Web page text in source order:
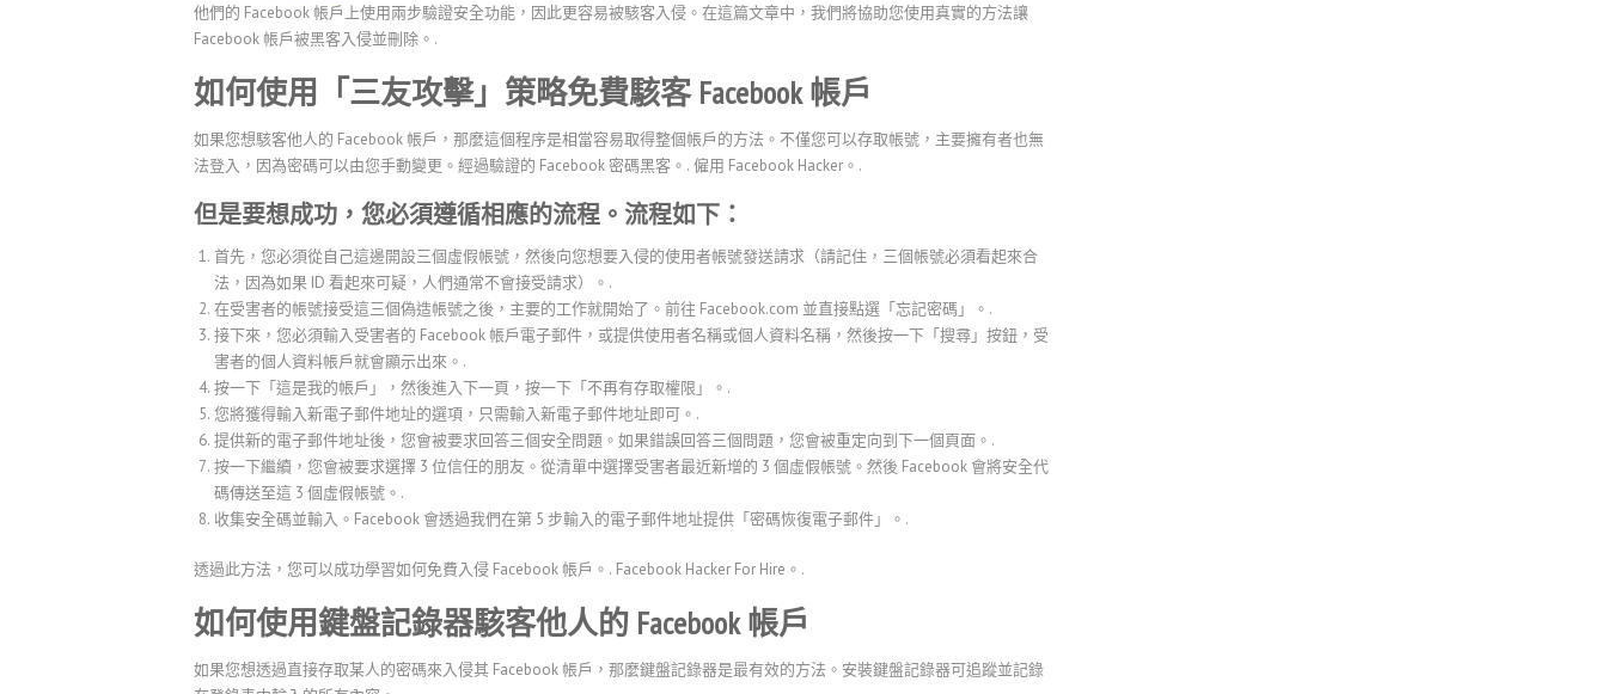
他們的 Facebook 帳戶上使用兩步驗證安全功能，因此更容易被駭客入侵。在這篇文章中，我們將協助您使用真實的方法讓
Facebook 帳戶被黑客入侵並刪除。.
如何使用「三友攻擊」策略免費駭客 Facebook 帳戶
如果您想駭客他人的 Facebook 帳戶，那麼這個程序是相當容易取得整個帳戶的方法。不僅您可以存取帳號，主要擁有者也無
法登入，因為密碼可以由您手動變更。經過驗證的 Facebook 密碼黑客。. 僱用 Facebook Hacker。.
但是要想成功，您必須遵循相應的流程。流程如下：
首先，您必須從自己這邊開設三個虛假帳號，然後向您想要入侵的使用者帳號發送請求（請記住，三個帳號必須看起來合
法，因為如果 ID 看起來可疑，人們通常不會接受請求）。.
在受害者的帳號接受這三個偽造帳號之後，主要的工作就開始了。前往 Facebook.com 並直接點選「忘記密碼」。.
接下來，您必須輸入受害者的 Facebook 帳戶電子郵件，或提供使用者名稱或個人資料名稱，然後按一下「搜尋」按鈕，受
害者的個人資料帳戶就會顯示出來。.
按一下「這是我的帳戶」，然後進入下一頁，按一下「不再有存取權限」。.
您將獲得輸入新電子郵件地址的選項，只需輸入新電子郵件地址即可。.
提供新的電子郵件地址後，您會被要求回答三個安全問題。如果錯誤回答三個問題，您會被重定向到下一個頁面。.
按一下繼續，您會被要求選擇 3 位信任的朋友。從清單中選擇受害者最近新增的 3 個虛假帳號。然後 Facebook 會將安全代
碼傳送至這 3 個虛假帳號。.
收集安全碼並輸入。Facebook 會透過我們在第 5 步輸入的電子郵件地址提供「密碼恢復電子郵件」。.
透過此方法，您可以成功學習如何免費入侵 Facebook 帳戶。. Facebook Hacker For Hire。.
如何使用鍵盤記錄器駭客他人的 Facebook 帳戶
如果您想透過直接存取某人的密碼來入侵其 Facebook 帳戶，那麼鍵盤記錄器是最有效的方法。安裝鍵盤記錄器可追蹤並記錄